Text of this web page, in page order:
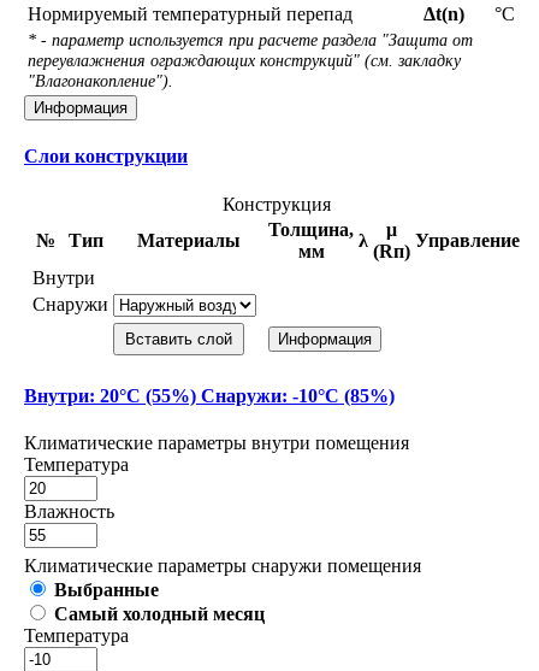
Нормируемый температурный перепад
Δt(n) °С
* - параметр используется при расчете раздела "Защита от
переувлажнения ограждающих конструкций" (см. закладку
"Влагонакопление").
Информация
Слои конструкции
Конструкция
№
Тип Материалы
Толщина,
мм
λ
μ
(Rп)
Управление
Внутри
Снаружи
Вставить слой Информация
Внутри: 20°С (55%) Снаружи: -10°С (85%)
Климатические параметры внутри помещения
Температура
Влажность
Климатические параметры снаружи помещения
Выбранные
Самый холодный месяц
Температура